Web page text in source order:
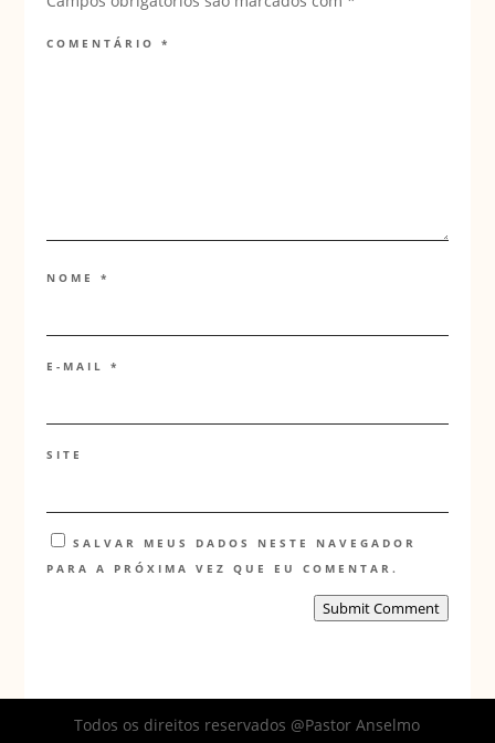
COMENTÁRIO*
NOME*
E-MAIL*
SITE
SALVAR MEUS DADOS NESTE NAVEGADOR
PARA A PRÓXIMA VEZ QUE EU COMENTAR.
Submit Comment
Todos os direitos reservados @Pastor Anselmo